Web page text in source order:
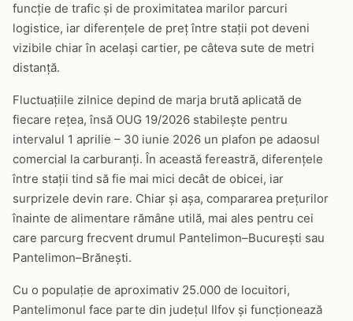
funcție de trafic și de proximitatea marilor parcuri
logistice, iar diferențele de preț între stații pot deveni
vizibile chiar în același cartier, pe câteva sute de metri
distanță.
Fluctuațiile zilnice depind de marja brută aplicată de
fiecare rețea, însă OUG 19/2026 stabilește pentru
intervalul 1 aprilie – 30 iunie 2026 un plafon pe adaosul
comercial la carburanți. În această fereastră, diferențele
între stații tind să fie mai mici decât de obicei, iar
surprizele devin rare. Chiar și așa, compararea prețurilor
înainte de alimentare rămâne utilă, mai ales pentru cei
care parcurg frecvent drumul Pantelimon–București sau
Pantelimon–Brănești.
Cu o populație de aproximativ 25.000 de locuitori,
Pantelimonul face parte din județul Ilfov și funcționează